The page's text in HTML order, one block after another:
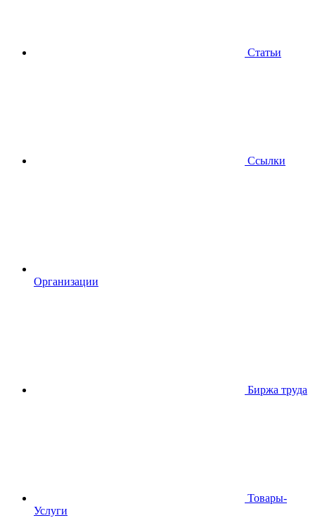
Статьи
Ссылки
Организации
Биржа труда
Товары-
Услуги